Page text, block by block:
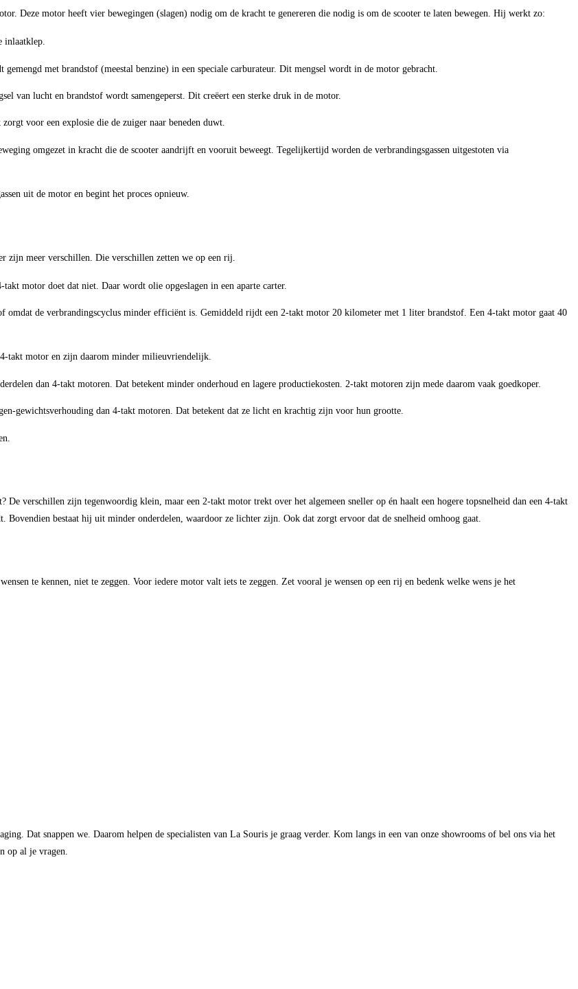
Deze motor heeft vier bewegingen (slagen) nodig om de kracht te genereren die nodig is om de scooter te laten bewegen. Hij werkt zo:
inlaatklep.
met brandstof (meestal benzine) in een speciale carburateur. Dit mengsel wordt in de motor gebracht.
van lucht en brandstof wordt samengeperst. Dit creëert een sterke druk in de motor.
voor een explosie die de zuiger naar beneden duwt.
omgezet in kracht die de scooter aandrijft en vooruit beweegt. Tegelijkertijd worden de verbrandingsgassen uitgestoten via
uit de motor en begint het proces opnieuw.
zijn meer verschillen. Die verschillen zetten we op een rij.
motor doet dat niet. Daar wordt olie opgeslagen in een aparte carter.
omdat de verbrandingscyclus minder efficiënt is. Gemiddeld rijdt een 2-takt motor 20 kilometer met 1 liter brandstof. Een 4-takt motor gaat 40
4-takt motor en zijn daarom minder milieuvriendelijk.
dan 4-takt motoren. Dat betekent minder onderhoud en lagere productiekosten. 2-takt motoren zijn mede daarom vaak goedkoper.
gewichtsverhouding dan 4-takt motoren. Dat betekent dat ze licht en krachtig zijn voor hun grootte.
De verschillen zijn tegenwoordig klein, maar een 2-takt motor trekt over het algemeen sneller op én haalt een hogere topsnelheid dan een 4-takt
bestaat hij uit minder onderdelen, waardoor ze lichter zijn. Ook dat zorgt ervoor dat de snelheid omhoog gaat.
te kennen, niet te zeggen. Voor iedere motor valt iets te zeggen. Zet vooral je wensen op een rij en bedenk welke wens je het
Dat snappen we. Daarom helpen de specialisten van La Souris je graag verder. Kom langs in een van onze showrooms of bel ons via het
op al je vragen.